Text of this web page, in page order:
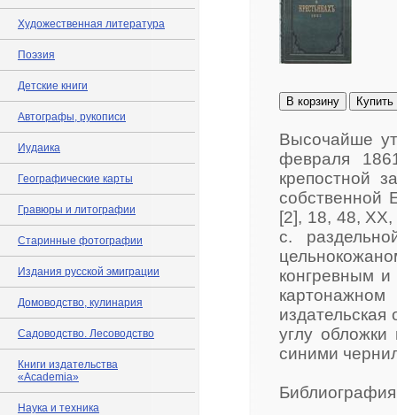
Художественная литература
Поэзия
Детские книги
Автографы, рукописи
Иудаика
Географические карты
Гравюры и литографии
Старинные фотографии
Издания русской эмиграции
Домоводство, кулинария
Садоводство. Лесоводство
Книги издательства
«Academia»
Наука и техника
В корзину Купить
Высочайше
февраля
крепостной
собственной
[2], 18, 48,
с.
конгревным
углу обложки
синими